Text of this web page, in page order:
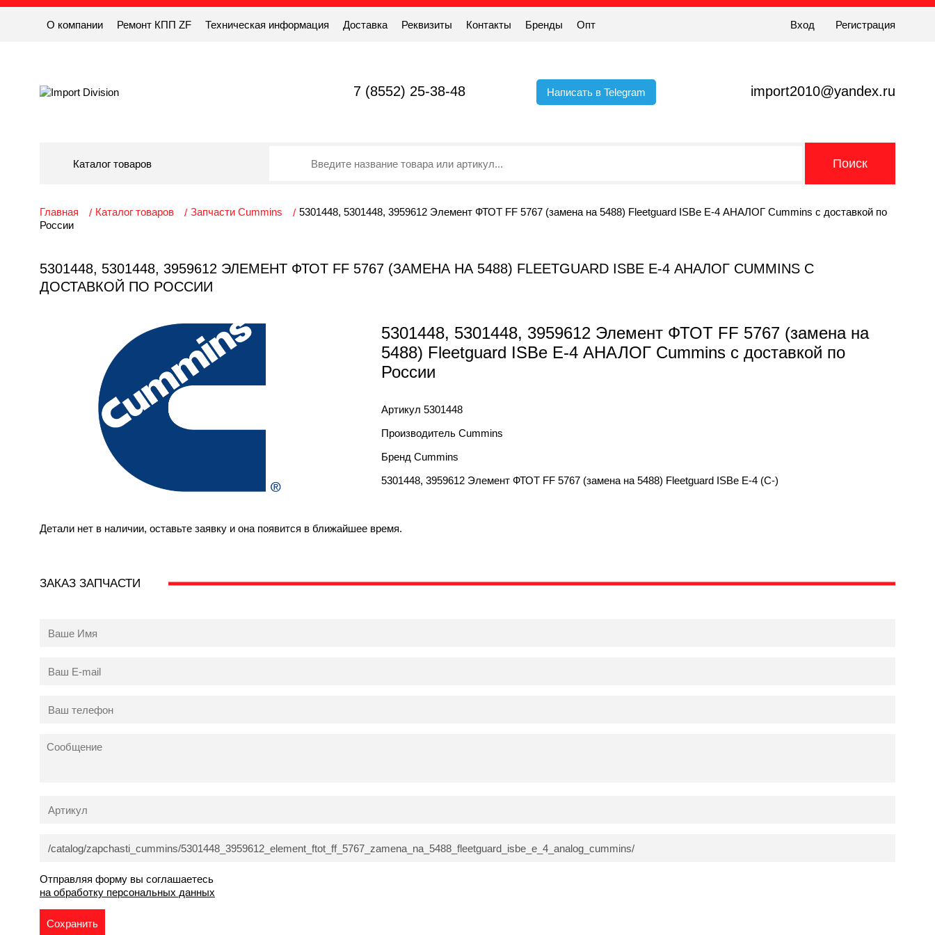
О компании Ремонт КПП ZF Техническая информация Доставка Реквизиты Контакты Бренды Опт Вход Регистрация
7 (8552) 25-38-48 Написать в Telegram import2010@yandex.ru
Каталог товаров
Главная Каталог товаров Запчасти Cummins
5301448, 5301448, 3959612 Элемент ФТОТ FF 5767 (замена на 5488) Fleetguard ISBe Е-4 АНАЛОГ Cummins с доставкой по
России
5301448, 5301448, 3959612 ЭЛЕМЕНТ ФТОТ FF 5767 (ЗАМЕНА НА 5488) FLEETGUARD ISBE Е-4 АНАЛОГ CUMMINS С
ДОСТАВКОЙ ПО РОССИИ
5301448, 5301448, 3959612 Элемент ФТОТ FF 5767 (замена на
5488) Fleetguard ISBe Е-4 АНАЛОГ Cummins с доставкой по
России
Артикул 5301448
Производитель Cummins
Бренд Cummins
5301448, 3959612 Элемент ФТОТ FF 5767 (замена на 5488) Fleetguard ISBe Е-4 (C-)
Детали нет в наличии, оставьте заявку и она появится в ближайшее время.
ЗАКАЗ ЗАПЧАСТИ
Отправляя форму вы соглашаетесь
на обработку персональных данных